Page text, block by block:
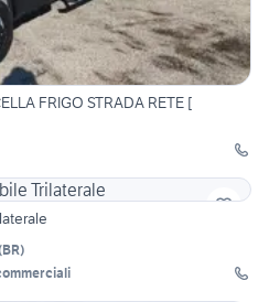
FRIGO STRADA RETE [
BR)